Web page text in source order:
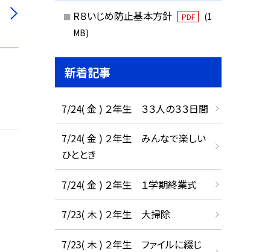
R８いじめ防止基本方針 PDF
(1
MB)
新着記事
7/24( 金 ) ２年生 ３３人の３３日間
7/24( 金 ) ２年生 みんなで楽しい
ひととき
7/24( 金 ) ２年生 １学期終業式
7/23( 木 ) ２年生 大掃除
7/23( 木 ) ２年生 ファイルに綴じ